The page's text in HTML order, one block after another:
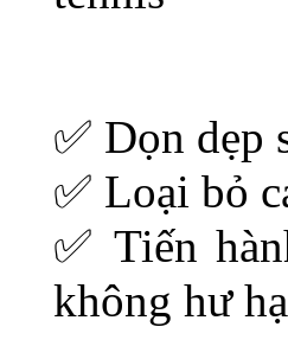
✅ Dọn dẹp
✅ Loại bỏ
✅ Tiến
không hư